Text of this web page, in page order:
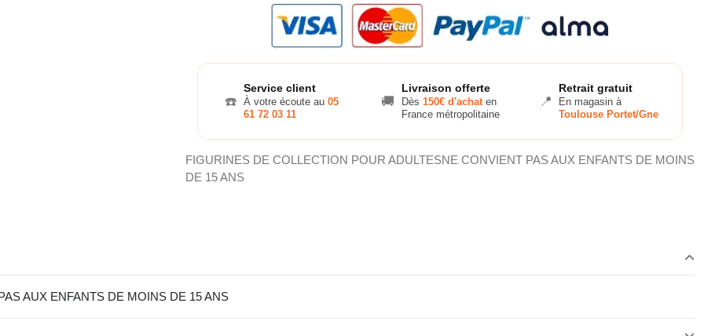
☎️
Service client
À votre écoute au 05
61 72 03 11
🚚
Livraison offerte
Dès 150€ d'achaten
France métropolitaine
📍
Retrait gratuit
En magasin à
Toulouse Portet/Gne
FIGURINES DE COLLECTION POUR ADULTESNE CONVIENT PAS AUX ENFANTS DE MOINS
DE 15 ANS
AUX ENFANTS DE MOINS DE 15 ANS